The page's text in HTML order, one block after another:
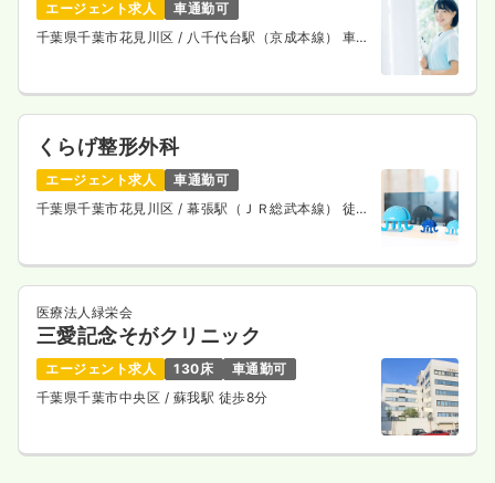
エージェント求人
車通勤可
千葉県千葉市花見川区/ 八千代台駅（京成本線） 車9
くらげ整形外科
エージェント求人
車通勤可
千葉県千葉市花見川区/ 幕張駅（ＪＲ総武本線） 徒歩
医療法人緑栄会
三愛記念そがクリニック
エージェント求人 130床
車通勤可
千葉県千葉市中央区 / 蘇我駅 徒歩8分